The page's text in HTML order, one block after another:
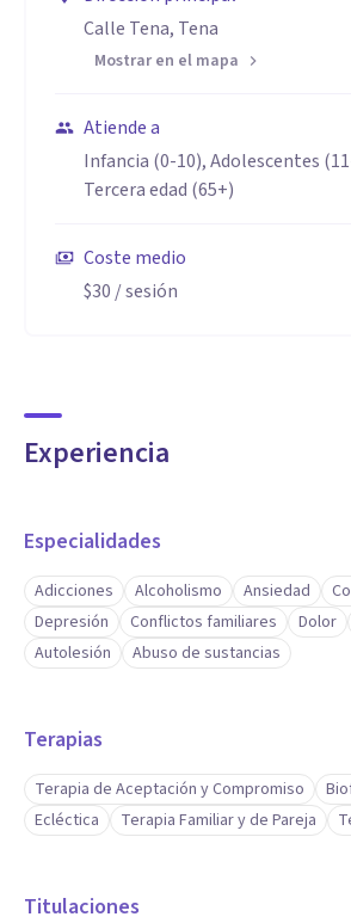
Calle Tena, Tena
Mostrar en el mapa
Atiende a
Infancia (0-10), Adolescentes
Tercera edad (65+)
Coste medio
$30 / sesión
Experiencia
Especialidades
Adicciones Alcoholismo Ansiedad
Depresión
Conflictos familiares Dolor
Autolesión
Abuso de sustancias
Terapias
Terapia de Aceptación y Compromiso
Ecléctica
Terapia Familiar y de Pareja
Titulaciones